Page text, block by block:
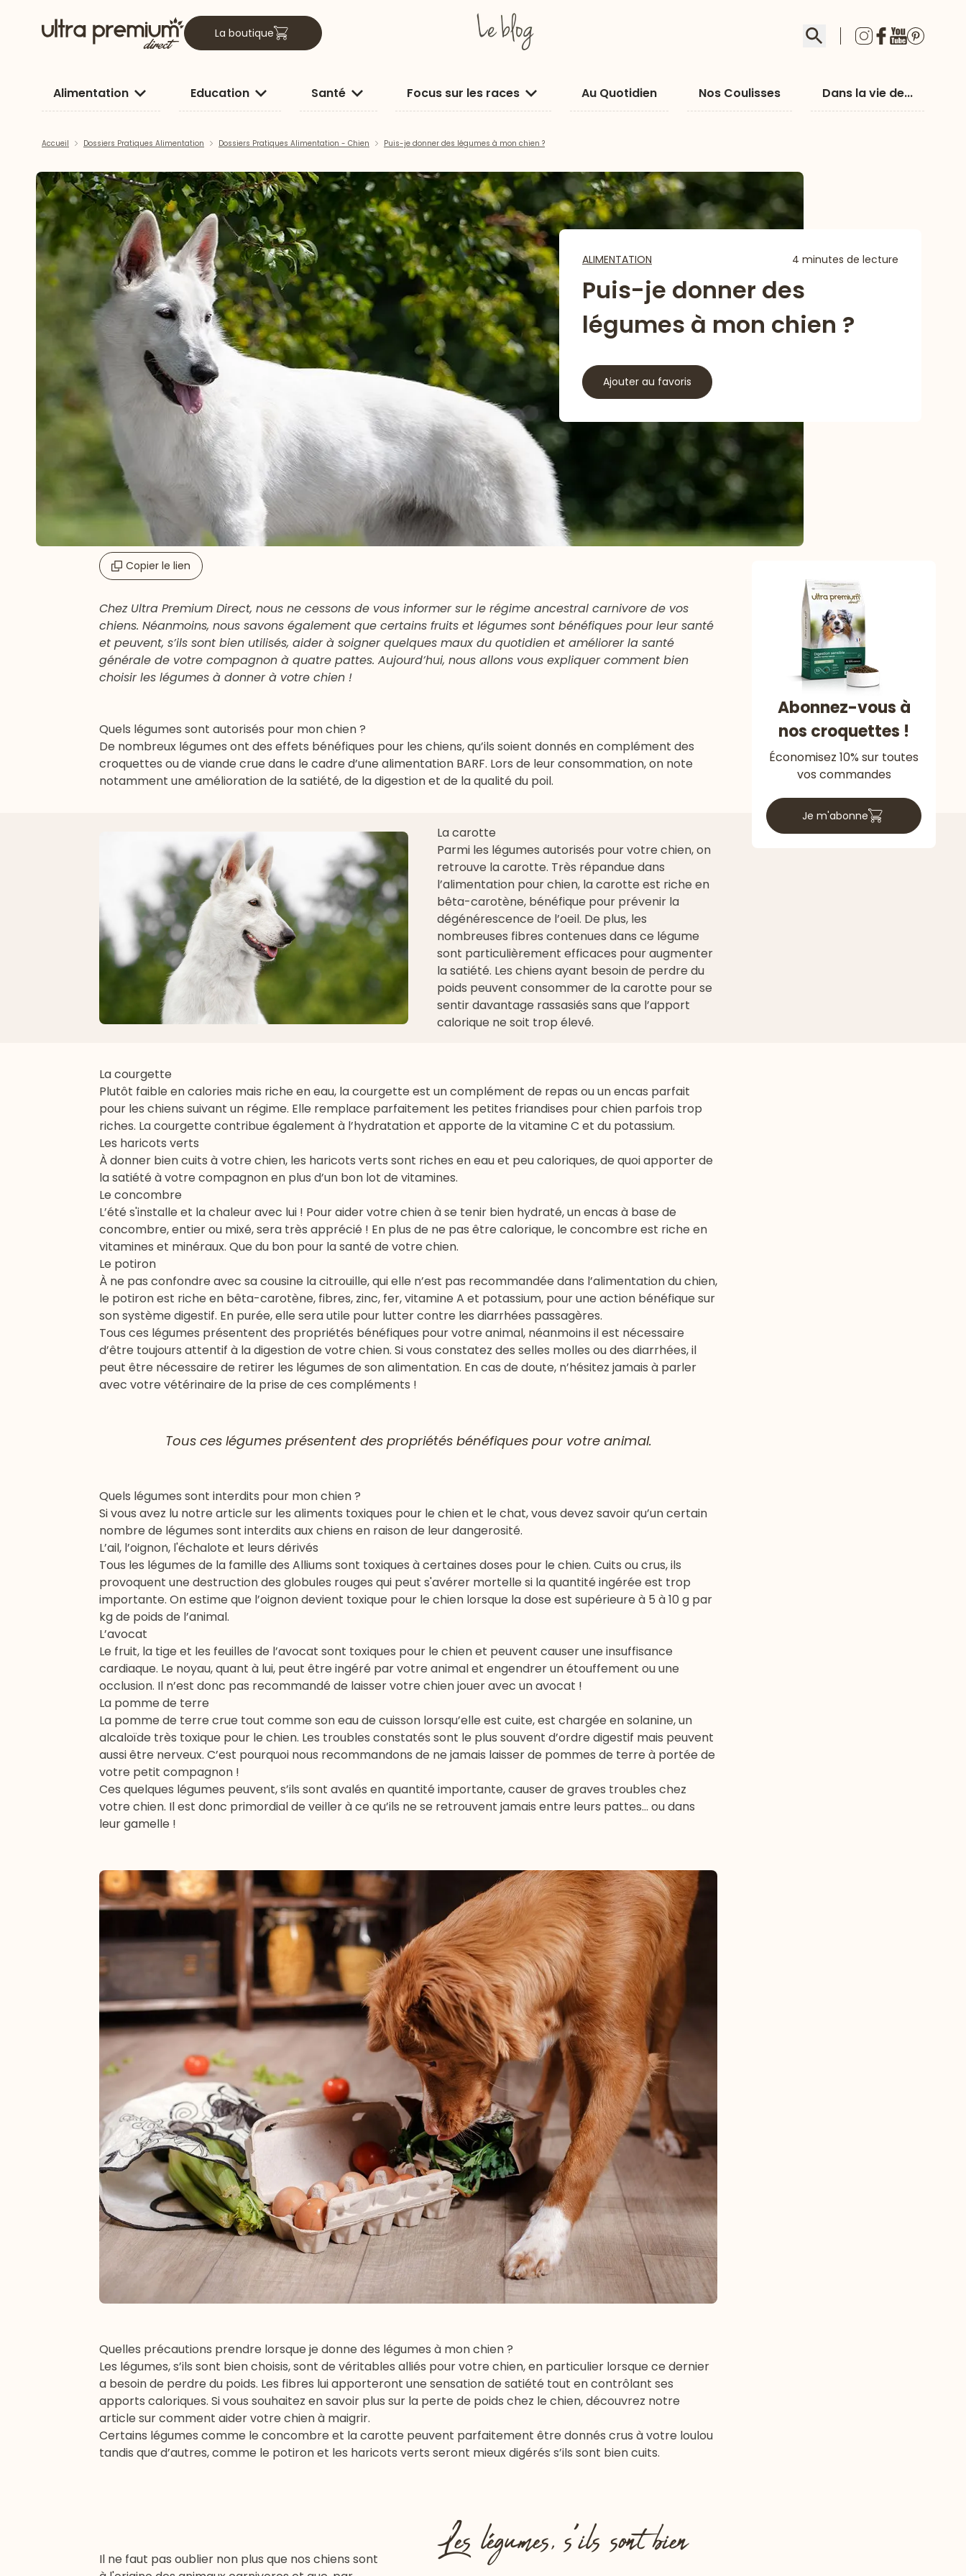
La boutique Rechercher
Alimentation Education Santé Focus sur les races Au Quotidien Nos Coulisses Dans la vie de...
Accueil Dossiers Pratiques Alimentation Dossiers Pratiques Alimentation - Chien Puis-je donner des légumes à mon chien ?
ALIMENTATION 4 minutes de lecture
Puis-je donner des
légumes à mon chien ?
Ajouter au favoris
Copier le lien
Chez Ultra Premium Direct, nous ne cessons de vous informer sur le régime ancestral carnivore de vos
chiens. Néanmoins, nous savons également que certains fruits et légumes sont bénéfiques pour leur santé
et peuvent, s’ils sont bien utilisés, aider à soigner quelques maux du quotidien et améliorer la santé
générale de votre compagnon à quatre pattes. Aujourd’hui, nous allons vous expliquer comment bien
choisir les légumes à donner à votre chien !
Quels légumes sont autorisés pour mon chien ?
De nombreux légumes ont des effets bénéfiques pour les chiens, qu’ils soient donnés en complément des
croquettes ou de viande crue dans le cadre d’une alimentation BARF. Lors de leur consommation, on note
notamment une amélioration de la satiété, de la digestion et de la qualité du poil.
La carotte
Parmi les légumes autorisés pour votre chien, on
retrouve la carotte. Très répandue dans
l’alimentation pour chien, la carotte est riche en
bêta-carotène, bénéfique pour prévenir la
dégénérescence de l’oeil. De plus, les
nombreuses fibres contenues dans ce légume
sont particulièrement efficaces pour augmenter
la satiété. Les chiens ayant besoin de perdre du
poids peuvent consommer de la carotte pour se
sentir davantage rassasiés sans que l’apport
calorique ne soit trop élevé.
La courgette
Plutôt faible en calories mais riche en eau, la courgette est un complément de repas ou un encas parfait
pour les chiens suivant un régime. Elle remplace parfaitement les petites friandises pour chien parfois trop
riches. La courgette contribue également à l’hydratation et apporte de la vitamine C et du potassium.
Les haricots verts
À donner bien cuits à votre chien, les haricots verts sont riches en eau et peu caloriques, de quoi apporter de
la satiété à votre compagnon en plus d’un bon lot de vitamines.
Le concombre
L’été s'installe et la chaleur avec lui ! Pour aider votre chien à se tenir bien hydraté, un encas à base de
concombre, entier ou mixé, sera très apprécié ! En plus de ne pas être calorique, le concombre est riche en
vitamines et minéraux. Que du bon pour la santé de votre chien.
Le potiron
À ne pas confondre avec sa cousine la citrouille, qui elle n’est pas recommandée dans l’alimentation du chien,
le potiron est riche en bêta-carotène, fibres, zinc, fer, vitamine A et potassium, pour une action bénéfique sur
son système digestif. En purée, elle sera utile pour lutter contre les diarrhées passagères.
Tous ces légumes présentent des propriétés bénéfiques pour votre animal, néanmoins il est nécessaire
d’être toujours attentif à la digestion de votre chien. Si vous constatez des selles molles ou des diarrhées, il
peut être nécessaire de retirer les légumes de son alimentation. En cas de doute, n’hésitez jamais à parler
avec votre vétérinaire de la prise de ces compléments !
Tous ces légumes présentent des propriétés bénéfiques pour votre animal.
Quels légumes sont interdits pour mon chien ?
Si vous avez lu notre article sur les aliments toxiques pour le chien et le chat, vous devez savoir qu’un certain
nombre de légumes sont interdits aux chiens en raison de leur dangerosité.
L’ail, l’oignon, l'échalote et leurs dérivés
Tous les légumes de la famille des Alliums sont toxiques à certaines doses pour le chien. Cuits ou crus, ils
provoquent une destruction des globules rouges qui peut s'avérer mortelle si la quantité ingérée est trop
importante. On estime que l’oignon devient toxique pour le chien lorsque la dose est supérieure à 5 à 10 g par
kg de poids de l’animal.
L’avocat
Le fruit, la tige et les feuilles de l’avocat sont toxiques pour le chien et peuvent causer une insuffisance
cardiaque. Le noyau, quant à lui, peut être ingéré par votre animal et engendrer un étouffement ou une
occlusion. Il n’est donc pas recommandé de laisser votre chien jouer avec un avocat !
La pomme de terre
La pomme de terre crue tout comme son eau de cuisson lorsqu’elle est cuite, est chargée en solanine, un
alcaloïde très toxique pour le chien. Les troubles constatés sont le plus souvent d’ordre digestif mais peuvent
aussi être nerveux. C’est pourquoi nous recommandons de ne jamais laisser de pommes de terre à portée de
votre petit compagnon !
Ces quelques légumes peuvent, s’ils sont avalés en quantité importante, causer de graves troubles chez
votre chien. Il est donc primordial de veiller à ce qu’ils ne se retrouvent jamais entre leurs pattes… ou dans
leur gamelle !
Quelles précautions prendre lorsque je donne des légumes à mon chien ?
Les légumes, s’ils sont bien choisis, sont de véritables alliés pour votre chien, en particulier lorsque ce dernier
a besoin de perdre du poids. Les fibres lui apporteront une sensation de satiété tout en contrôlant ses
apports caloriques. Si vous souhaitez en savoir plus sur la perte de poids chez le chien, découvrez notre
article surcomment aider votre chien à maigrir.
Certains légumes comme le concombre et la carotte peuvent parfaitement être donnés crus à votre loulou
tandis que d’autres, comme le potiron et les haricots verts seront mieux digérés s’ils sont bien cuits.
Il ne faut pas oublier non plus que nos chiens sont
Les légumes, s’ils sont bien
Abonnez-vous à
nos croquettes !
Économisez 10% sur toutes
vos commandes
Je m'abonne